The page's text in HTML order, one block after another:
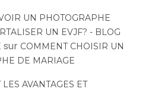
UN PHOTOGRAPHE
UN EVJF? - BLOG
sur COMMENT CHOISIR UN
DE MARIAGE
AVANTAGES ET